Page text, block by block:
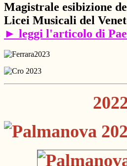
Magistrale esibizione
Licei Musicali del
► leggi l'articolo di